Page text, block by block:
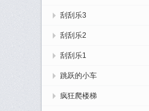
刮刮乐3
刮刮乐2
刮刮乐1
跳跃的小车
疯狂爬楼梯